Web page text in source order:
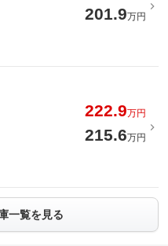
201.9万円
222.9万円
215.6万円
一覧を見る